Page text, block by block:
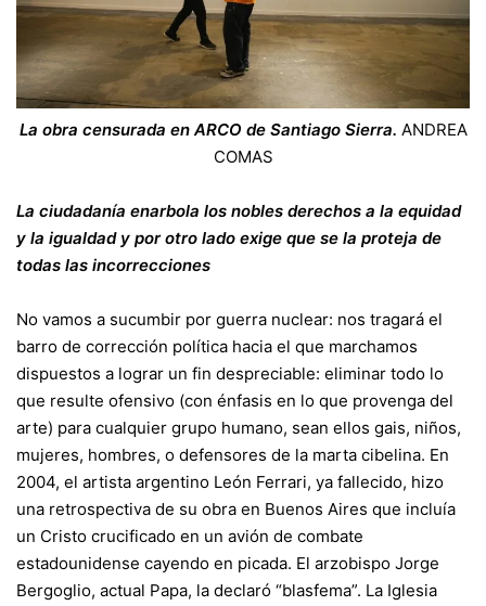
La obra censurada en ARCO de Santiago Sierra. ANDREA
COMAS
La ciudadanía enarbola los nobles derechos a la equidad
y la igualdad y por otro lado exige que se la proteja de
todas las incorrecciones
No vamos a sucumbir por guerra nuclear: nos tragará el
barro de corrección política hacia el que marchamos
dispuestos a lograr un fin despreciable: eliminar todo lo
que resulte ofensivo (con énfasis en lo que provenga del
arte) para cualquier grupo humano, sean ellos gais, niños,
mujeres, hombres, o defensores de la marta cibelina. En
2004, el artista argentino León Ferrari, ya fallecido, hizo
una retrospectiva de su obra en Buenos Aires que incluía
un Cristo crucificado en un avión de combate
estadounidense cayendo en picada. El arzobispo Jorge
Bergoglio, actual Papa, la declaró “blasfema”. La Iglesia